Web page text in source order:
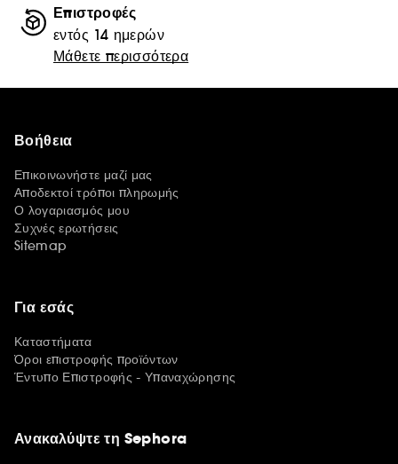
Επιστροφές
εντός 14 ημερών
Μάθετε περισσότερα
Βοήθεια
Επικοινωνήστε μαζί μας
Αποδεκτοί τρόποι πληρωμής
Ο λογαριασμός μου
Συχνές ερωτήσεις
Sitemap
Για εσάς
Καταστήματα
Όροι επιστροφής προϊόντων
Έντυπο Επιστροφής - Υπαναχώρησης
Ανακαλύψτε τη Sephora